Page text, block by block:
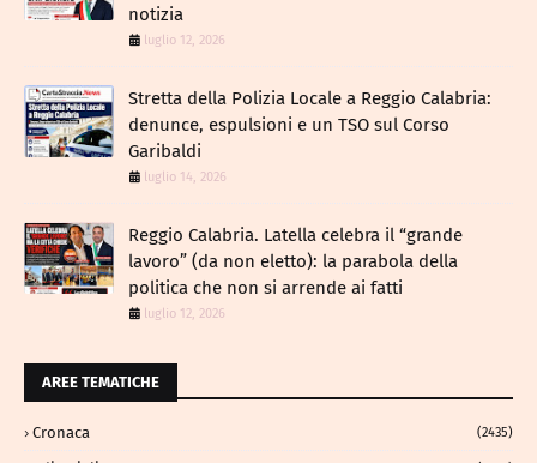
notizia
luglio 12, 2026
​Stretta della Polizia Locale a Reggio Calabria:
denunce, espulsioni e un TSO sul Corso
Garibaldi
luglio 14, 2026
Reggio Calabria. Latella celebra il “grande
lavoro” (da non eletto): la parabola della
politica che non si arrende ai fatti
luglio 12, 2026
AREE TEMATICHE
Cronaca (2435)